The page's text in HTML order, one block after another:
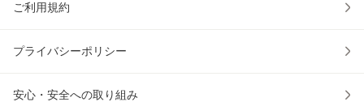
ご利用規約
プライバシーポリシー
安心・安全への取り組み